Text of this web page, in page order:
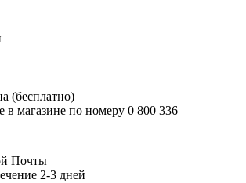
(бесплатно)
в магазине по номеру 0 800 336
Почты
2-3 дней